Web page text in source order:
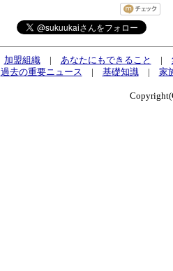
加盟組織| あなたにもできること |
過去の重要ニュース | 基礎知識| 家